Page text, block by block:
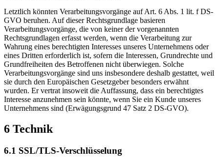
Letztlich könnten Verarbeitungsvorgänge auf Art. 6 Abs. 1 lit. f DS-
GVO beruhen. Auf dieser Rechtsgrundlage basieren
Verarbeitungsvorgänge, die von keiner der vorgenannten
Rechtsgrundlagen erfasst werden, wenn die Verarbeitung zur
Wahrung eines berechtigten Interesses unseres Unternehmens oder
eines Dritten erforderlich ist, sofern die Interessen, Grundrechte und
Grundfreiheiten des Betroffenen nicht überwiegen. Solche
Verarbeitungsvorgänge sind uns insbesondere deshalb gestattet, weil
sie durch den Europäischen Gesetzgeber besonders erwähnt
wurden. Er vertrat insoweit die Auffassung, dass ein berechtigtes
Interesse anzunehmen sein könnte, wenn Sie ein Kunde unseres
Unternehmens sind (Erwägungsgrund 47 Satz 2 DS-GVO).
6 Technik
6.1 SSL/TLS-Verschlüsselung